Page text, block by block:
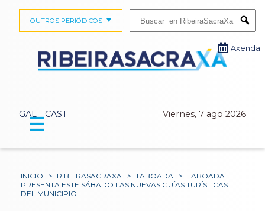
GAL CAST Viernes, 7 ago 2026
OUTROS PERIÓDICOS
Axenda
☰
INICIO > RIBEIRASACRAXA > TABOADA > TABOADA
PRESENTA ESTE SÁBADO LAS NUEVAS GUÍAS TURÍSTICAS
DEL MUNICIPIO